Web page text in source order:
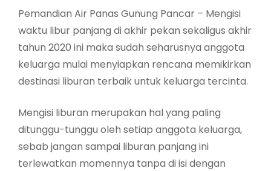
Pemandian Air Panas Gunung Pancar – Mengisi
waktu libur panjang di akhir pekan sekaligus akhir
tahun 2020 ini maka sudah seharusnya anggota
keluarga mulai menyiapkan rencana memikirkan
destinasi liburan terbaik untuk keluarga tercinta.
Mengisi liburan merupakan hal yang paling
ditunggu-tunggu oleh setiap anggota keluarga,
sebab jangan sampai liburan panjang ini
terlewatkan momennya tanpa di isi dengan